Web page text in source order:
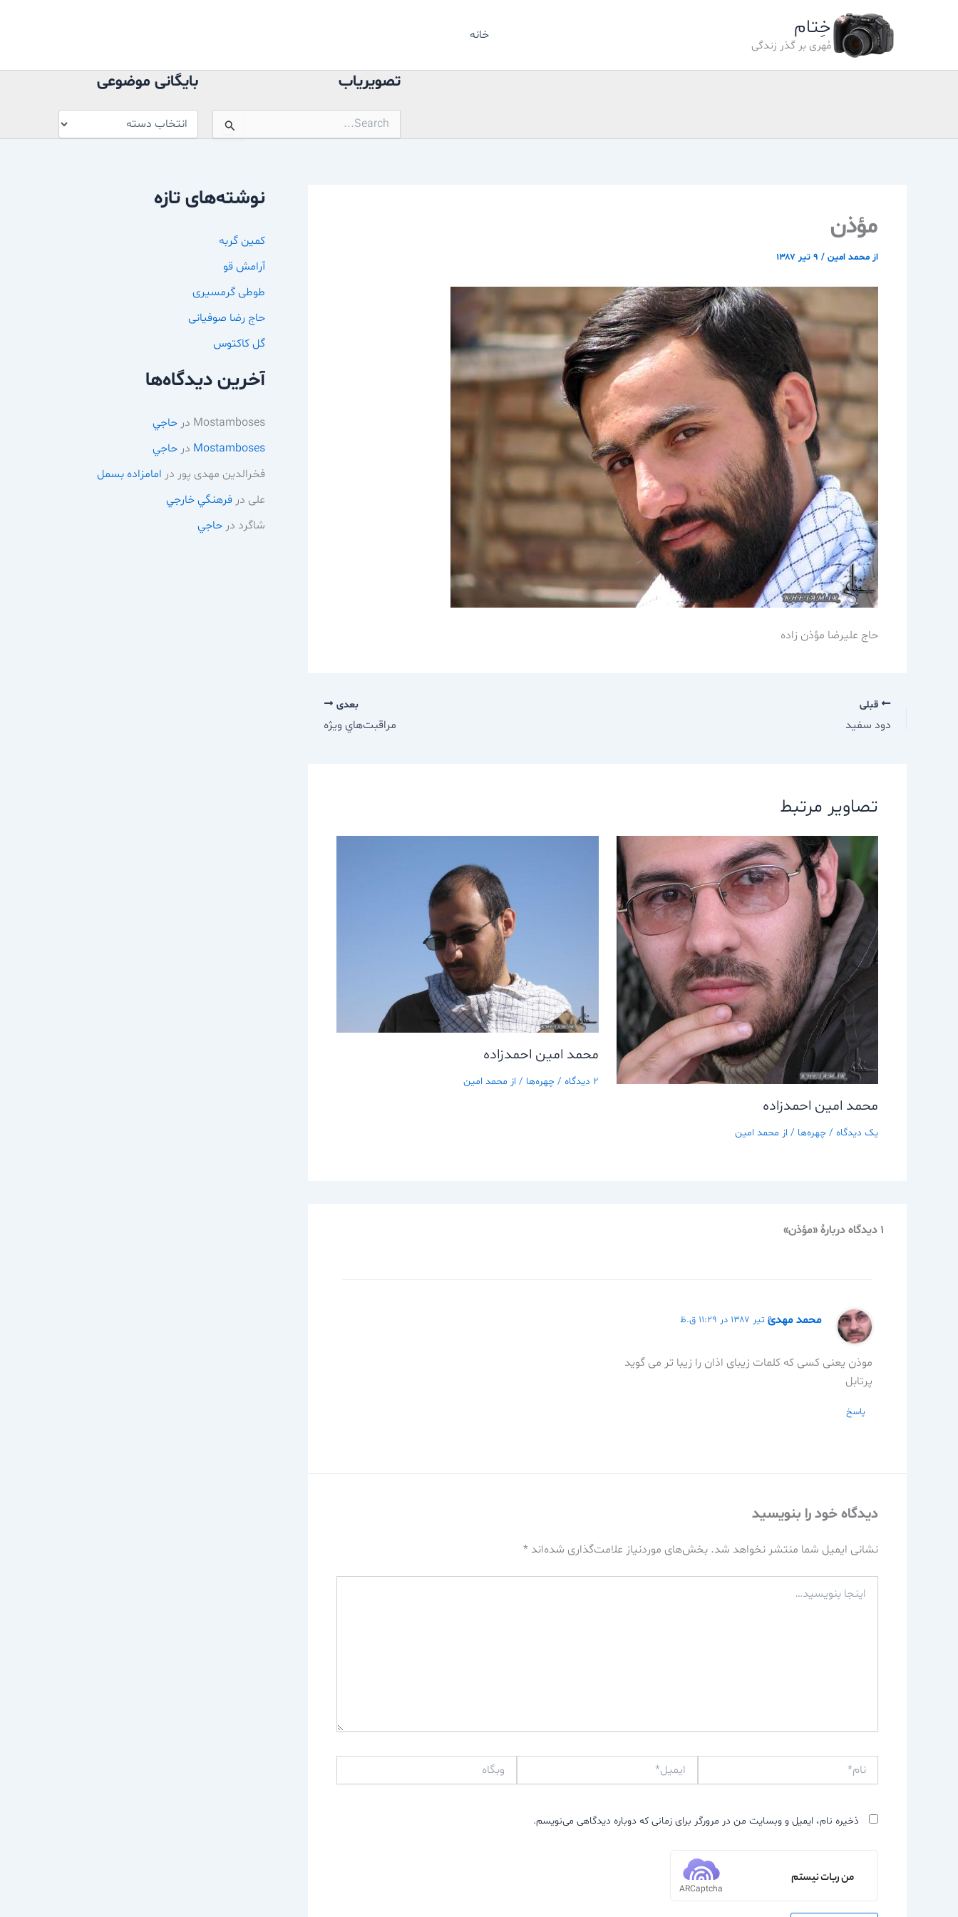
خِتام
مُهری بر گذر زندگی
خانه
تصویریاب
جستجو
برای:
بایگانی موضوعی
مؤذن
از محمد امین / ۹ تیر ۱۳۸۷
حاج عليرضا مؤذن زاده
قبلی
دود سفيد
بعدی
مراقبت‌هاي ويژه
تصاویر مرتبط
محمد امين احمدزاده
یک دیدگاه / چهره‌ها / از محمد امین
محمد امين احمدزاده
2 دیدگاه /چهره‌ها / از محمد امین
1 دیدگاه دربارهٔ «مؤذن»
محمد مهدی
۹ تیر ۱۳۸۷ در ۱۱:۲۹ ق.ظ
موذن یعنی کسی که کلمات زیبای اذان را زیبا تر می گوید
پرتابل
پاسخ
دیدگاه‌ خود را بنویسید
نشانی ایمیل شما منتشر نخواهد شد. بخش‌های موردنیاز علامت‌گذاری شده‌اند *
بنویسید…
ذخیره نام، ایمیل و وبسایت من در مرورگر برای زمانی که دوباره دیدگاهی می‌نویسم.
من ربات نیستم
ARCaptcha
نوشته‌های تازه
کمین گربه
آرامش قو
طوطی گرمسیری
حاج رضا صوفیانی
گل کاکتوس
آخرین دیدگاه‌ها
Mostamboses در حاجي
Mostamboses در حاجي
فخرالدین مهدی پور در امامزاده بسمل
علی در فرهنگي خارجي
شاگرد در حاجي